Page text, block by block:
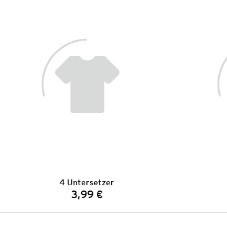
4 Untersetzer
Preis:
3,99 €